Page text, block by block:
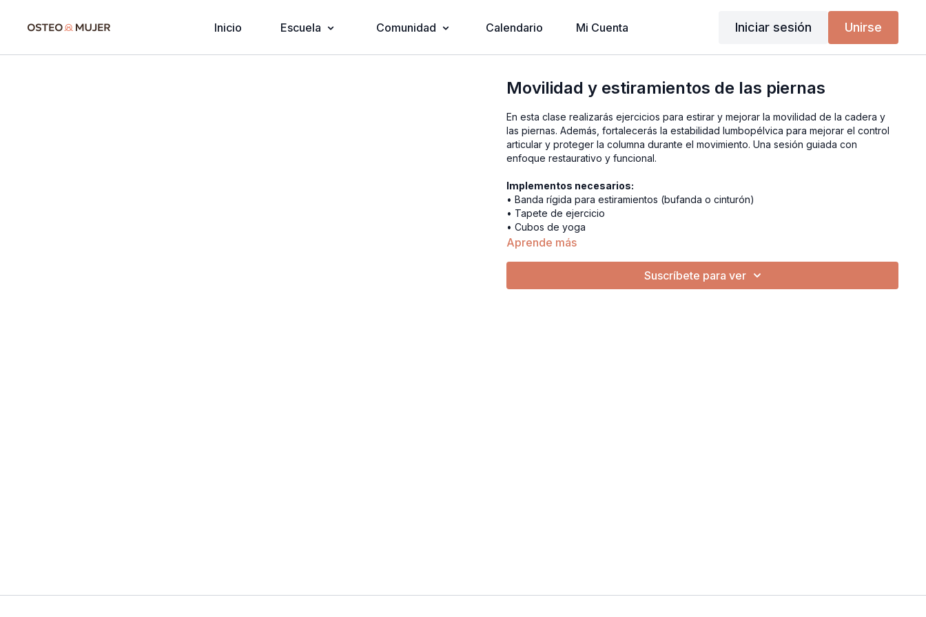
Inicio Escuela Comunidad Calendario Mi Cuenta Iniciar sesión Unirse
Movilidad y estiramientos de las piernas
En esta clase realizarás ejercicios para estirar y mejorar la movilidad de la cadera y
las piernas. Además, fortalecerás la estabilidad lumbopélvica para mejorar el control
articular y proteger la columna durante el movimiento. Una sesión guiada con
enfoque restaurativo y funcional.
Implementos necesarios:
• Banda rígida para estiramientos (bufanda o cinturón)
• Tapete de ejercicio
• Cubos de yoga
Aprende más
Suscríbete para ver